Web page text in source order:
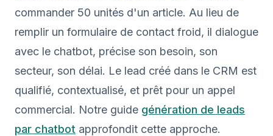
commander 50 unités d'un article. Au lieu de
remplir un formulaire de contact froid, il dialogue
avec le chatbot, précise son besoin, son
secteur, son délai. Le lead créé dans le CRM est
qualifié, contextualisé, et prêt pour un appel
commercial. Notre guide génération de leads
par chatbot approfondit cette approche.